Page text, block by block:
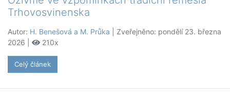
Trhovosvinenska
Autor: H. Benešová a M. Průka | Zveřejněno: pondělí 23. března
2026 |
210x
Celý článek